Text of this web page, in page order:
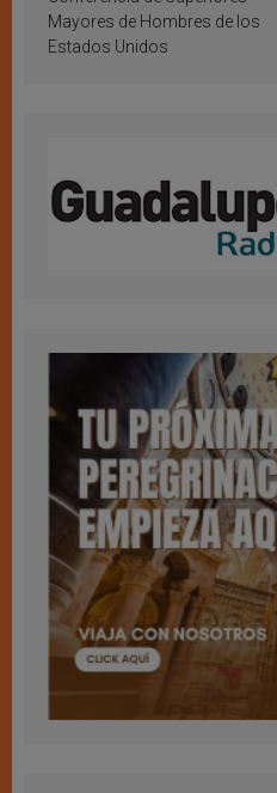
Mayores de Hombres de los
Estados Unidos